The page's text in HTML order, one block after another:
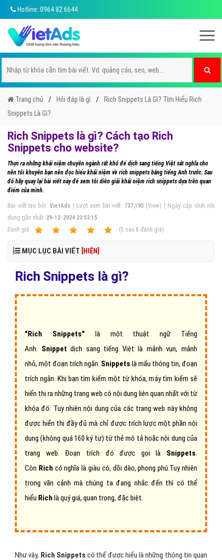
Hotline: 0964 82 6644
Trang chủ Hỏi đáp là gì
Rich Snippets Là Gì? Tìm Hiểu Rich
Snippets Là Gì?
Rich Snippets là gì? Cách tạo Rich
Snippets cho website?
Thực ra những khái niệm chuyên ngành rất khó để dịch sang tiếng Việt sát nghĩa cho
nên tôi khuyên bạn nên đọc hiểu khái niệm về rich snippets bằng tiếng Anh trước. Sau
đó hãy quay lại bài viết này để xem tôi diễn giải khái niệm rich snippets dựa trên quan
điểm của mình.
Bài viết tạo bởi:VietAds | Lượt xem bài viết: 737,195(View) | Ngày cập nhật nội
dung gần nhất: 29-12-2024 23:53:15
Ðánh giá:
(5 sao 8 đánh giá)
MỤC LỤC BÀI VIẾT [HIỆN]
Rich Snippets là gì?
"Rich Snippets"là một thuật ngữ Tiếng
Anh. Snippet dịch sang tiếng Việt là mảnh vụn, mảnh
nhỏ, một đoạn trích ngắn. Snippets là mẩu thông tin, đoạn
trích ngắn. Khi bạn tìm kiếm một từ khóa, máy tìm kiếm sẽ
hiển thị ra những trang web có nội dung liên quan nhất với từ
khóa đó. Tuy nhiên nội dung của các trang web này không
được hiển thị đầy đủ mà chỉ được trích lược một phần nội
dung (không quá 160 ký tự) từ thẻ mô tả hoặc nội dung của
trang web. Đoạn trích đó được gọi là Snippets.
Còn Rich có nghĩa là giàu có, dồi dào, phong phú.Tuy nhiên
trong văn cảnh mà chúng ta đang nhắc đến thì có thể
hiểu Rich là quý giá, quan trọng, đặc biệt.
Như vậy, Rich Snippets có thể được hiểu là những thông tin quan